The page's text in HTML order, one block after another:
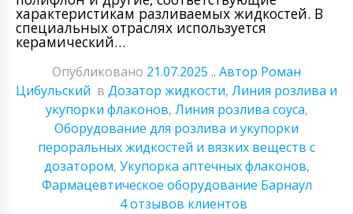
характеристикам разливаемых жидкостей. В
специальных отраслях используется
керамический…
Опубликовано 21.07.2025 .. Автор Роман
Цибульский в Дозатор жидкости, Линия розлива и
укупорки флаконов, Линия розлива соуса,
Оборудование для розлива и укупорки
пероральных жидкостей и вязких веществ с
дозатором, Укупорка аптечных флаконов,
Фармацевтическое оборудование Барнаул
4 отзывов клиентов